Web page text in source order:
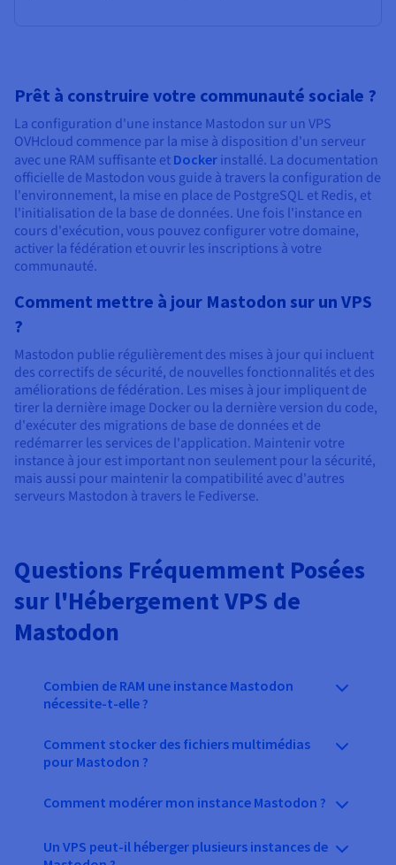
Prêt à construire votre communauté sociale ?
La configuration d'une instance Mastodon sur un VPS
OVHcloud commence par la mise à disposition d'un serveur
avec une RAM suffisante et Docker installé. La documentation
officielle de Mastodon vous guide à travers la configuration de
l'environnement, la mise en place de PostgreSQL et Redis, et
l'initialisation de la base de données. Une fois l'instance en
cours d'exécution, vous pouvez configurer votre domaine,
activer la fédération et ouvrir les inscriptions à votre
communauté.
Comment mettre à jour Mastodon sur un VPS
?
Mastodon publie régulièrement des mises à jour qui incluent
des correctifs de sécurité, de nouvelles fonctionnalités et des
améliorations de fédération. Les mises à jour impliquent de
tirer la dernière image Docker ou la dernière version du code,
d'exécuter des migrations de base de données et de
redémarrer les services de l'application. Maintenir votre
instance à jour est important non seulement pour la sécurité,
mais aussi pour maintenir la compatibilité avec d'autres
serveurs Mastodon à travers le Fediverse.
Questions Fréquemment Posées
sur l'Hébergement VPS de
Mastodon
Combien de RAM une instance Mastodon
nécessite-t-elle ?
Comment stocker des fichiers multimédias
pour Mastodon ?
Comment modérer mon instance Mastodon ?
Un VPS peut-il héberger plusieurs instances de